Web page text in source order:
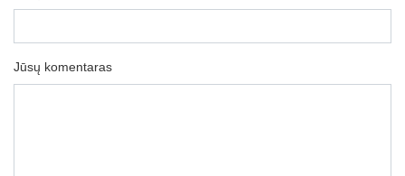
Jūsų komentaras